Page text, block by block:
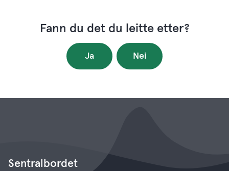
Fann du det du leitte etter?
Ja Nei
Sentralbordet